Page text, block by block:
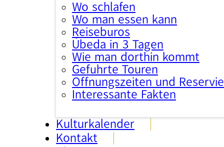
Wo schlafen
Wo man essen kann
Reisebüros
Úbeda in 3 Tagen
Wie man dorthin kommt
Geführte Touren
Öffnungszeiten und
Interessante Fakten
Kulturkalender
Kontakt